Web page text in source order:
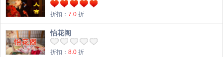
折扣： 7.0 折
怡花阁
折扣： 8.0 折